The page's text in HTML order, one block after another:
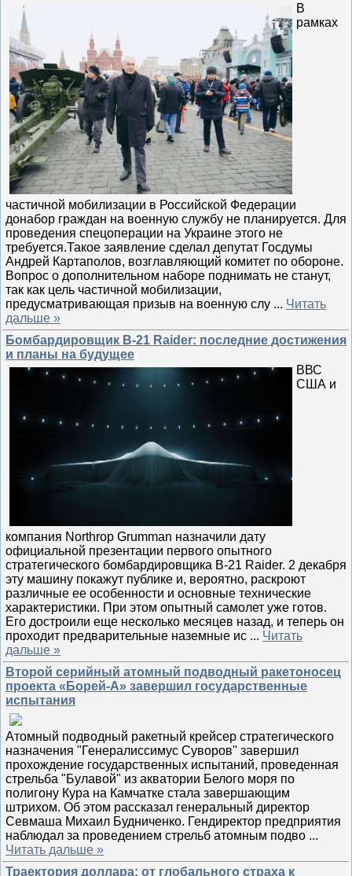
В
рамках
частичной мобилизации в Российской Федерации
донабор граждан на военную службу не планируется. Для
проведения спецоперации на Украине этого не
требуется.Такое заявление сделал депутат Госдумы
Андрей Картаполов, возглавляющий комитет по обороне.
Вопрос о дополнительном наборе поднимать не станут,
так как цель частичной мобилизации,
предусматривающая призыв на военную слу ... Читать
дальше »
Бомбардировщик B-21 Raider: последние достижения
и планы на будущее
ВВС
США и
компания Northrop Grumman назначили дату
официальной презентации первого опытного
стратегического бомбардировщика B-21 Raider. 2 декабря
эту машину покажут публике и, вероятно, раскроют
различные ее особенности и основные технические
характеристики. При этом опытный самолет уже готов.
Его достроили еще несколько месяцев назад, и теперь он
проходит предварительные наземные ис ... Читать
дальше »
Второй серийный атомный подводный ракетоносец
проекта «Борей-А» завершил государственные
испытания
Атомный подводный ракетный крейсер стратегического
назначения "Генералиссимус Суворов" завершил
прохождение государственных испытаний, проведенная
стрельба "Булавой" из акватории Белого моря по
полигону Кура на Камчатке стала завершающим
штрихом. Об этом рассказал генеральный директор
Севмаша Михаил Будниченко. Гендиректор предприятия
наблюдал за проведением стрельб атомным подво ...
Читать дальше »
Траектория доллара: от глобального страха к